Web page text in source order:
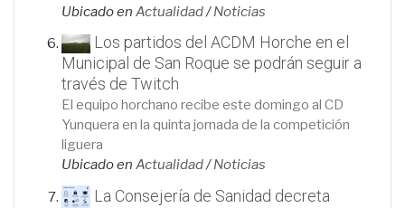
Ubicado en Actualidad/Noticias
Los partidos del ACDM Horche en el
Municipal de San Roque se podrán seguir a
través de Twitch
El equipo horchano recibe este domingo al CD
Yunquera en la quinta jornada de la competición
liguera
Ubicado en Actualidad/Noticias
La Consejería de Sanidad decreta